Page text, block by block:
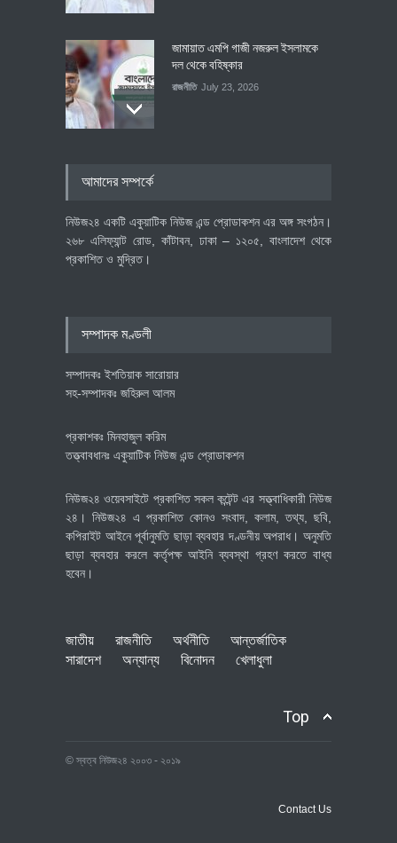
জামায়াত এমপি গাজী নজরুল ইসলামকে
দল থেকে বহিষ্কার
রাজনীতি July 23, 2026
আমাদের সম্পর্কে
নিউজ২৪ একটি একুয়াটিক নিউজ এন্ড প্রোডাকশন এর অঙ্গ সংগঠন।
২৬৮ এলিফ্যান্ট রোড, কাঁটাবন, ঢাকা – ১২০৫, বাংলাদেশ থেকে
প্রকাশিত ও মুদ্রিত।
সম্পাদক মণ্ডলী
সম্পাদকঃ ইশতিয়াক সারোয়ার
সহ-সম্পাদকঃ জহিরুল আলম
প্রকাশকঃ মিনহাজুল করিম
তত্ত্বাবধানঃ একুয়াটিক নিউজ এন্ড প্রোডাকশন
নিউজ২৪ ওয়েবসাইটে প্রকাশিত সকল কন্টেন্ট এর সত্ত্বাধিকারী নিউজ
২৪। নিউজ২৪ এ প্রকাশিত কোনও সংবাদ, কলাম, তথ্য, ছবি,
কপিরাইট আইনে পূর্বানুমতি ছাড়া ব্যবহার দণ্ডনীয় অপরাধ। অনুমতি
ছাড়া ব্যবহার করলে কর্তৃপক্ষ আইনি ব্যবস্থা গ্রহণ করতে বাধ্য
হবেন।
জাতীয় রাজনীতি অর্থনীতি
আন্তর্জাতিক
সারাদেশ
অন্যান্য বিনোদন খেলাধুলা
Top
© স্বত্ব নিউজ২৪ ২০০৩ - ২০১৯
Contact Us